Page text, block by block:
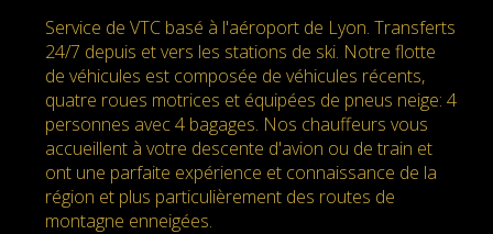
Service de VTC basé à l'aéroport de Lyon. Transferts
24/7 depuis et vers les stations de ski. Notre flotte
de véhicules est composée de véhicules récents,
quatre roues motrices et équipées de pneus neige: 4
personnes avec 4 bagages. Nos chauffeurs vous
accueillent à votre descente d'avion ou de train et
ont une parfaite expérience et connaissance de la
région et plus particulièrement des routes de
montagne enneigées.